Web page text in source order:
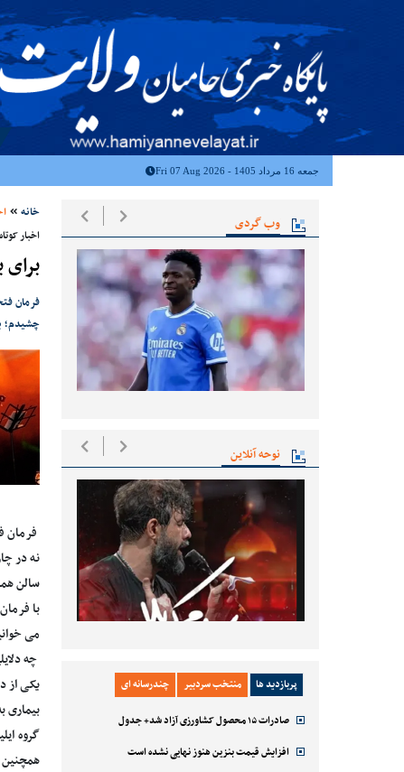
جمعه 16 مرداد 1405 - Fri 07 Aug 2026
وب گردی
نوحه آنلاین
پربازدید ها منتخب سردبیر چندرسانه ای
صادرات ۱۵ محصول کشاورزی آزاد شد+ جدول
افزایش قیمت بنزین هنوز نهایی نشده است
خانه
اخبار کوتاه
برای
فرمان
چشیدم؛
فرمان
نه در
سالن
با
می
چه
یکی از
بیماری
گروه
همچنین